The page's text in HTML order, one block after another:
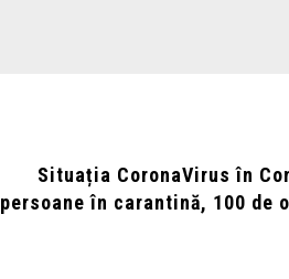
Situația CoronaVirus în
persoane în carantină, 100 de